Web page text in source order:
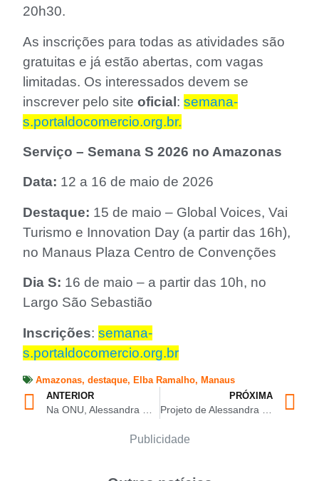
20h30.
As inscrições para todas as atividades são
gratuitas e já estão abertas, com vagas
limitadas. Os interessados devem se
inscrever pelo site oficial: semana-
s.portaldocomercio.org.br.
Serviço – Semana S 2026 no Amazonas
Data: 12 a 16 de maio de 2026
Destaque: 15 de maio – Global Voices, Vai
Turismo e Innovation Day (a partir das 16h),
no Manaus Plaza Centro de Convenções
Dia S: 16 de maio – a partir das 10h, no
Largo São Sebastião
Inscrições: semana-
s.portaldocomercio.org.br
Amazonas, destaque, Elba Ramalho, Manaus
ANTERIOR
PRÓXIMA
Publicidade